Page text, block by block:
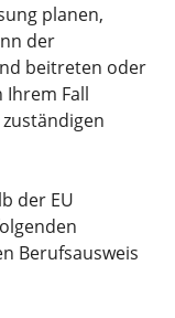
planen,
der
beitreten oder
Ihrem Fall
der EU
Berufsausweis